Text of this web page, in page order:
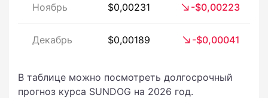
Ноябрь $0,00231 -$0,00223
Декабрь $0,00189 -$0,00041
В таблице можно посмотреть долгосрочный
прогноз курса SUNDOG на 2026 год.